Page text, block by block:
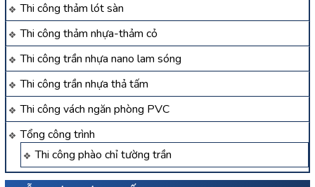
Thi công thảm lót sàn
Thi công thảm nhựa-thảm cỏ
Thi công trần nhựa nano lam sóng
Thi công trần nhựa thả tấm
Thi công vách ngăn phòng PVC
Tổng công trình
Thi công phào chỉ tường trần